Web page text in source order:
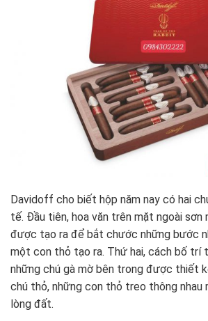
Davidoff cho biết hộp năm nay có hai
tế. Đầu tiên, hoa văn trên mặt ngoài sơn
được tạo ra để bắt chước những bước
một con thỏ tạo ra. Thứ hai, cách bố trí
những chú gà mờ bên trong được thiết
chú thỏ, những con thỏ treo thông nhau
lòng đất.